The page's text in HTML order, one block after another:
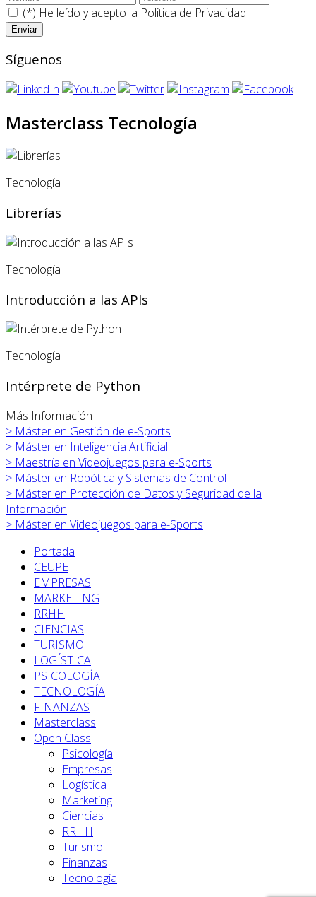
(*) He leído y acepto la Politica de Privacidad
Síguenos
Masterclass Tecnología
Tecnología
Librerías
Tecnología
Introducción a las APIs
Tecnología
Intérprete de Python
Más Información
> Máster en Gestión de e-Sports
> Máster en Inteligencia Artificial
> Maestría en Videojuegos para e-Sports
> Máster en Robótica y Sistemas de Control
> Máster en Protección de Datos y Seguridad de la
Información
> Máster en Videojuegos para e-Sports
Portada
CEUPE
EMPRESAS
MARKETING
RRHH
CIENCIAS
TURISMO
LOGÍSTICA
PSICOLOGÍA
TECNOLOGÍA
FINANZAS
Masterclass
Open Class
Psicología
Empresas
Logística
Marketing
Ciencias
RRHH
Turismo
Finanzas
Tecnología